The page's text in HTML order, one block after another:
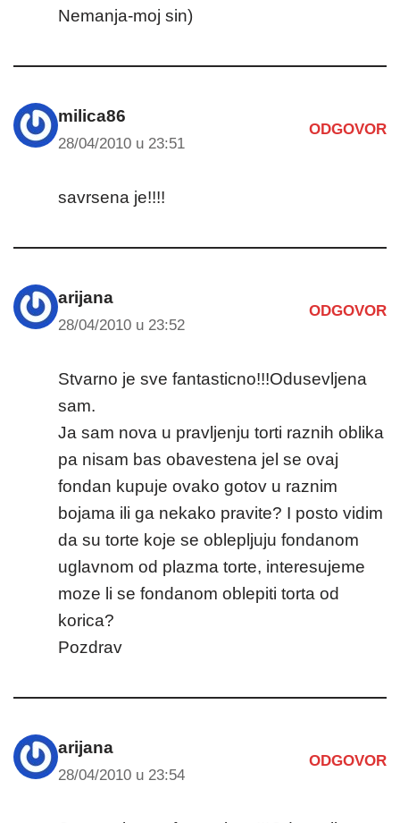
Nemanja-moj sin)
milica86
28/04/2010 u 23:51
ODGOVOR
savrsena je!!!!
arijana
28/04/2010 u 23:52
ODGOVOR
Stvarno je sve fantasticno!!!Odusevljena
sam.
Ja sam nova u pravljenju torti raznih oblika
pa nisam bas obavestena jel se ovaj
fondan kupuje ovako gotov u raznim
bojama ili ga nekako pravite? I posto vidim
da su torte koje se oblepljuju fondanom
uglavnom od plazma torte, interesujeme
moze li se fondanom oblepiti torta od
korica?
Pozdrav
arijana
28/04/2010 u 23:54
ODGOVOR